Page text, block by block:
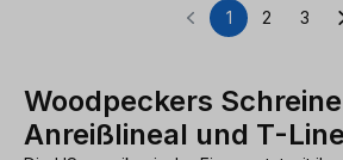
Seite
1 Seite
2 Seite
3
Woodpeckers
Anreißlineal und T-